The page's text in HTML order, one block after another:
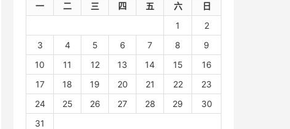
一
二 三 四 五 六
日
1
2
3
4 5 6 7 8
9
10
11 12 13 14 15
16
17
18 19 20 21 22
23
24
25 26 27 28 29
30
31